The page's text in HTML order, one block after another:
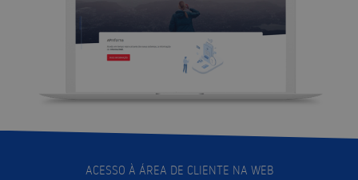
ACESSO À ÁREA DE CLIENTE NA WEB